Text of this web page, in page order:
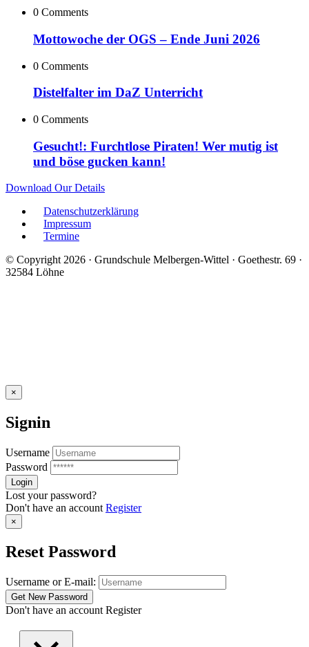
0 Comments
Mottowoche der OGS – Ende Juni 2026
0 Comments
Distelfalter im DaZ Unterricht
0 Comments
Gesucht!: Furchtlose Piraten! Wer mutig ist
und böse gucken kann!
Download Our Details
Datenschutzerklärung
Impressum
Termine
© Copyright 2026 · Grundschule Melbergen-Wittel · Goethestr. 69 ·
32584 Löhne
×
Signin
Username
Password
Lost your password?
Don't have an account Register
×
Reset Password
Username or E-mail:
Don't have an account Register